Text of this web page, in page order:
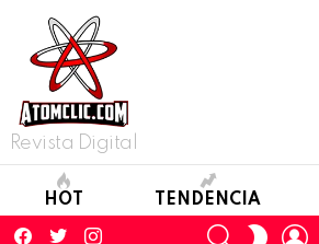
Revista Digital
HOT TENDENCIA
YouTubeFacebook
TwitterInstagram SEARCH